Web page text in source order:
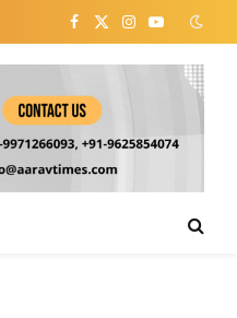
Facebook
X
Instagram
YouTube